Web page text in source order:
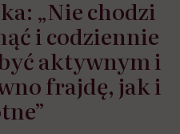
„Nie chodzi
i codziennie
aktywnym i
frajdę, jak i